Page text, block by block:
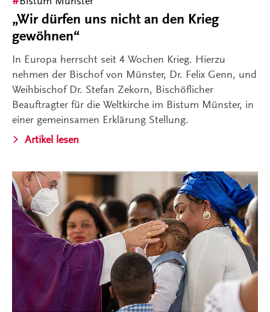
„Wir dürfen uns nicht an den Krieg
gewöhnen“
In Europa herrscht seit 4 Wochen Krieg. Hierzu
nehmen der Bischof von Münster, Dr. Felix Genn, und
Weihbischof Dr. Stefan Zekorn, Bischöflicher
Beauftragter für die Weltkirche im Bistum Münster, in
einer gemeinsamen Erklärung Stellung.
Artikel lesen